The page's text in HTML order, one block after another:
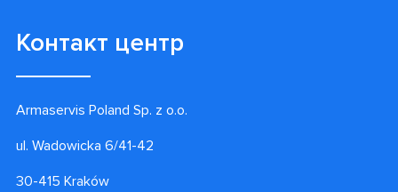
Контакт центр
Armaservis Poland Sp. z o.o.
ul. Wadowicka 6/41-42
30-415 Kraków